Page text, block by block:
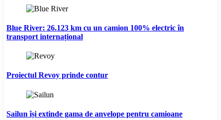
Blue River: 26.123 km cu un camion 100% electric în
transport internațional
Proiectul Revoy prinde contur
Sailun își extinde gama de anvelope pentru camioane